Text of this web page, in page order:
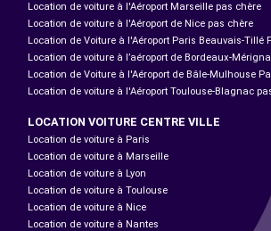
Location de voiture à l'Aéroport Marseille pas chère
Location de voiture à l'Aéroport de Nice pas chère
Location de Voiture à l'Aéroport Paris Beauvais-Tillé
Location de voiture à l’aéroport de Bordeaux-
Location de Voiture à l'Aéroport de Bâle-Mulhouse
Location de voiture à l'Aéroport Toulouse-Blagnac
LOCATION VOITURE CENTRE VILLE
Location de voiture à Paris
Location de voiture à Marseille
Location de voiture à Lyon
Location de voiture à Toulouse
Location de voiture à Nice
Location de voiture à Nantes